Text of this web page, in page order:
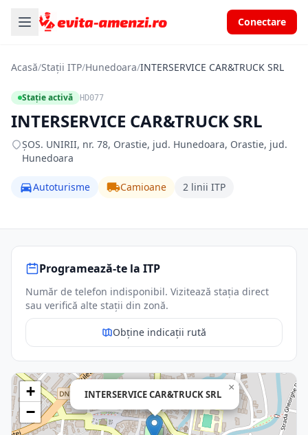
Conectare
Acasă/Stații ITP/Hunedoara/INTERSERVICE CAR&TRUCK SRL
Stație activă HD077
INTERSERVICE CAR&TRUCK SRL
ŞOS. UNIRII, nr. 78, Orastie, jud. Hunedoara, Orastie, jud.
Hunedoara
Autoturisme Camioane 2 linii ITP
Programează-te la ITP
Număr de telefon indisponibil. Vizitează stația direct
sau verifică alte stații din zonă.
Obține indicații rută
INTERSERVICE CAR&TRUCK SRL
×
+
−